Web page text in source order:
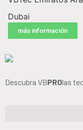
Dubai
más información
Descubra VBPROlas